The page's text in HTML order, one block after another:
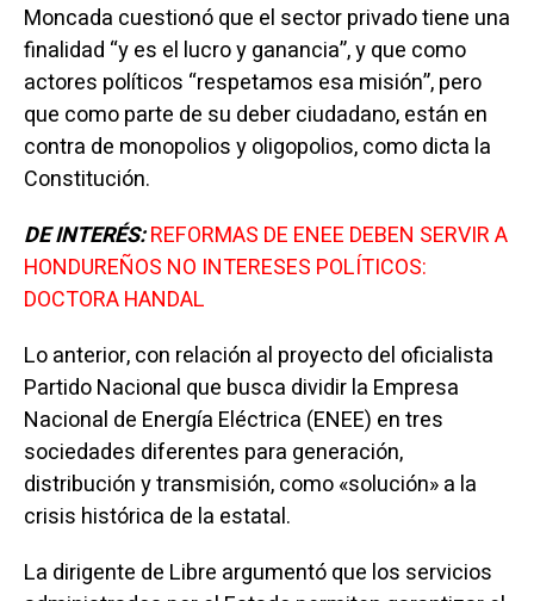
Moncada cuestionó que el sector privado tiene una
finalidad “y es el lucro y ganancia”, y que como
actores políticos “respetamos esa misión”, pero
que como parte de su deber ciudadano, están en
contra de monopolios y oligopolios, como dicta la
Constitución.
DE INTERÉS:REFORMAS DE ENEE DEBEN SERVIR A
HONDUREÑOS NO INTERESES POLÍTICOS:
DOCTORA HANDAL
Lo anterior, con relación al proyecto del oficialista
Partido Nacional que busca dividir la Empresa
Nacional de Energía Eléctrica (ENEE) en tres
sociedades diferentes para generación,
distribución y transmisión, como «solución» a la
crisis histórica de la estatal.
La dirigente de Libre argumentó que los servicios